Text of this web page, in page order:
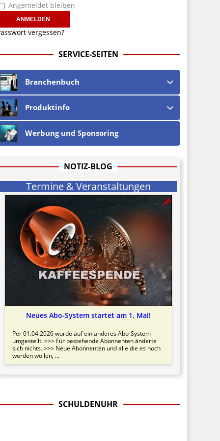
Angemeldet bleiben
vergessen?
SERVICE-SEITEN
Branchenbuch
Produktinfo
Werbung und Sponsoring
NOTIZ-BLOG
Termine & Veranstaltungen
Neues Abo-System startet am 1. Mai!
Per 01.04.2026 wurde auf ein anderes Abo-System
umgestellt. >>> Für bestehende Abonnenten änderte
sich nichts. >>> Neue Abonnenten und alle die es noch
werden wollen, ...
SCHULDENUHR